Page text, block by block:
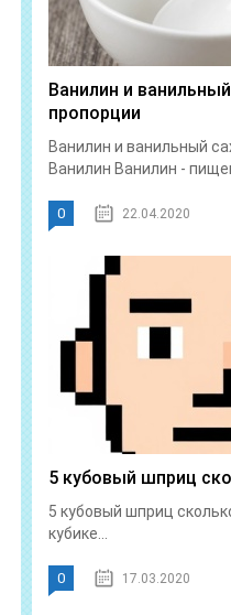
Ванилин и
пропорции
Ванилин и ванильный
Ванилин Ванилин -
0 22.04.2020
5 кубовый шприц
5 кубовый шприц
кубике...
0 17.03.2020